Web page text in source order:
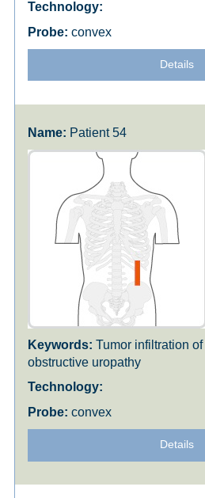
convex
Details
Patient 54
Tumor infiltration
obstructive uropathy
convex
Details